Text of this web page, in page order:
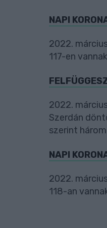
NAPI
2022.
117-en
2022.
Szerdán
szerint
NAPI
2022.
118-an